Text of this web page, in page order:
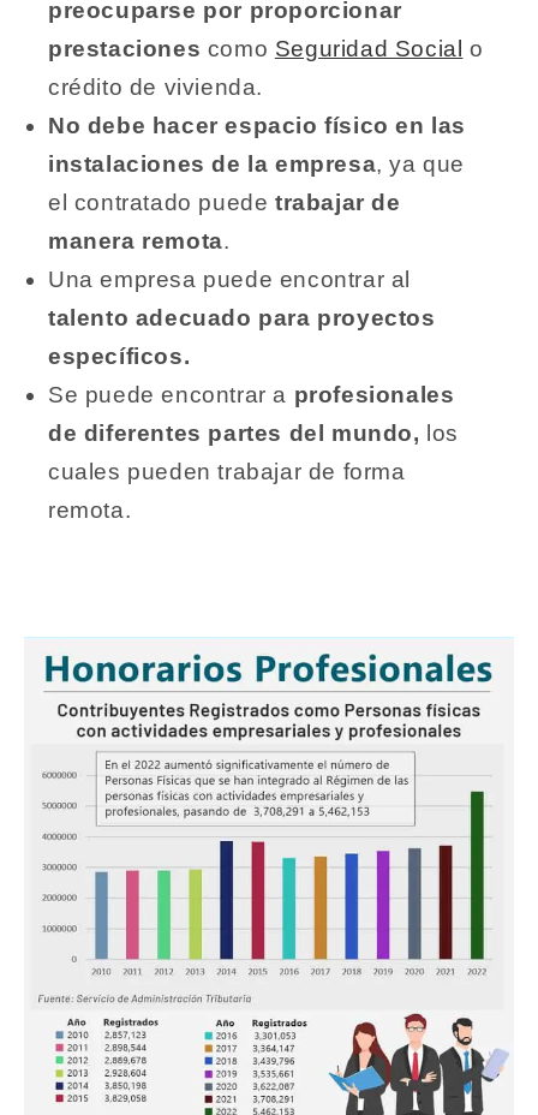
preocuparse por proporcionar
prestaciones como Seguridad Social o
crédito de vivienda.
No debe hacer espacio físico en las
instalaciones de la empresa, ya que
el contratado puedetrabajar de
manera remota.
Una empresa puede encontrar al
talento adecuado para proyectos
específicos.
Se puede encontrar a profesionales
de diferentes partes del mundo, los
cuales pueden trabajar de forma
remota.